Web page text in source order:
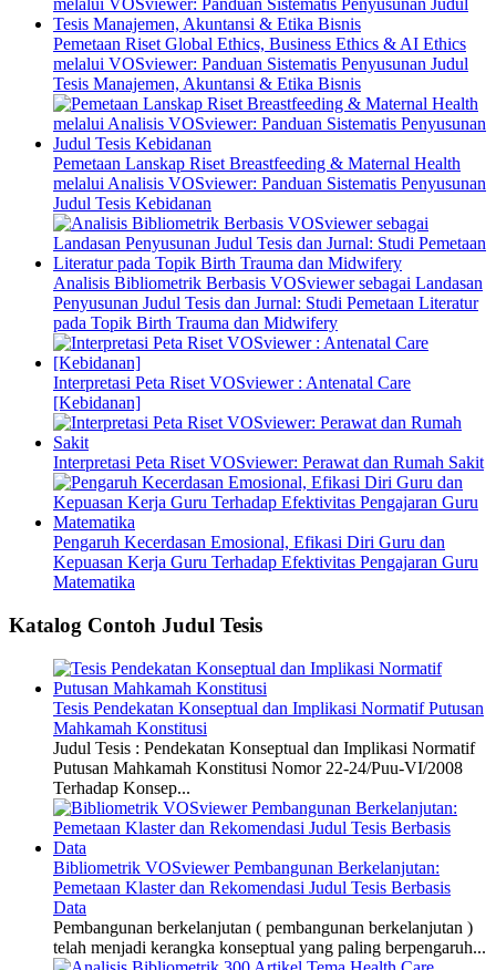
Pemetaan Riset Global Ethics, Business Ethics & AI Ethics
melalui VOSviewer: Panduan Sistematis Penyusunan Judul
Tesis Manajemen, Akuntansi & Etika Bisnis
Pemetaan Lanskap Riset Breastfeeding & Maternal Health
melalui Analisis VOSviewer: Panduan Sistematis Penyusunan
Judul Tesis Kebidanan
Analisis Bibliometrik Berbasis VOSviewer sebagai Landasan
Penyusunan Judul Tesis dan Jurnal: Studi Pemetaan Literatur
pada Topik Birth Trauma dan Midwifery
Interpretasi Peta Riset VOSviewer : Antenatal Care
[Kebidanan]
Interpretasi Peta Riset VOSviewer: Perawat dan Rumah Sakit
Pengaruh Kecerdasan Emosional, Efikasi Diri Guru dan
Kepuasan Kerja Guru Terhadap Efektivitas Pengajaran Guru
Matematika
Katalog Contoh Judul Tesis
Tesis Pendekatan Konseptual dan Implikasi Normatif Putusan
Mahkamah Konstitusi
Judul Tesis : Pendekatan Konseptual dan Implikasi Normatif
Putusan Mahkamah Konstitusi Nomor 22-24/Puu-VI/2008
Terhadap Konsep...
Bibliometrik VOSviewer Pembangunan Berkelanjutan:
Pemetaan Klaster dan Rekomendasi Judul Tesis Berbasis
Data
Pembangunan berkelanjutan ( pembangunan berkelanjutan )
telah menjadi kerangka konseptual yang paling berpengaruh...